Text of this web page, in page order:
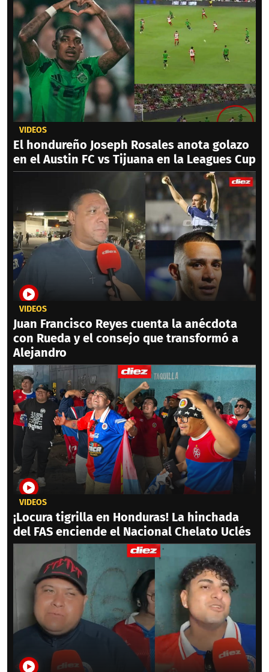
VIDEOS
El hondureño Joseph Rosales anota golazo
en el Austin FC vs Tijuana en la Leagues Cup
VIDEOS
Juan Francisco Reyes cuenta la anécdota
con Rueda y el consejo que transformó a
Alejandro
VIDEOS
¡Locura tigrilla en Honduras! La hinchada
del FAS enciende el Nacional Chelato Uclés